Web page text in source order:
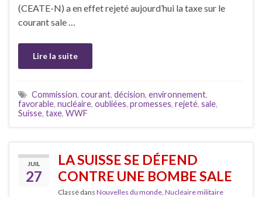
(CEATE-N) a en effet rejeté aujourd’hui la taxe sur le
courant sale …
Lire la suite
Commission, courant, décision, environnement,
favorable, nucléaire, oubliées, promesses, rejeté, sale,
Suisse, taxe, WWF
JUIL
27
LA SUISSE SE DÉFEND
CONTRE UNE BOMBE SALE
Classé dans Nouvelles du monde Nucléaire militaire